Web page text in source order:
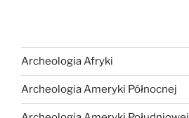
Archeologia Afryki
Archeologia Ameryki Północnej